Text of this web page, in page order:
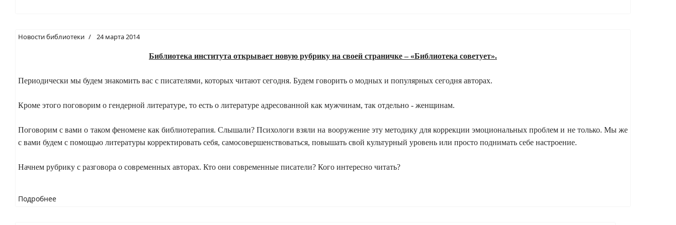
Новости библиотеки 24 марта 2014
Библиотека института открывает новую рубрику на своей страничке– «Библиотека советует».
Периодически мы будем знакомить вас с писателями, которых читают сегодня. Будем говорить о модных и популярных сегодня авторах.
Кроме этого поговорим о гендерной литературе, то есть о литературе адресованной как мужчинам, так отдельно - женщинам.
Поговорим с вами о таком феномене как библиотерапия. Слышали? Психологи взяли на вооружение эту методику для коррекции эмоциональных проблем и не только. Мы же
с вами будем с помощью литературы корректировать себя, самосовершенствоваться, повышать свой культурный уровень или просто поднимать себе настроение.
Начнем рубрику с разговора о современных авторах. Кто они современные писатели? Кого интересно читать?
Подробнее